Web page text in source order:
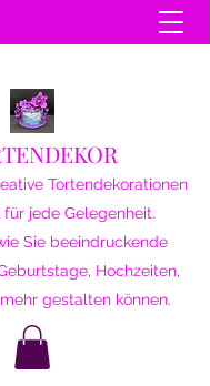
Tortendekorationen
jede Gelegenheit.
Sie beeindruckende
Hochzeiten,
gestalten können.